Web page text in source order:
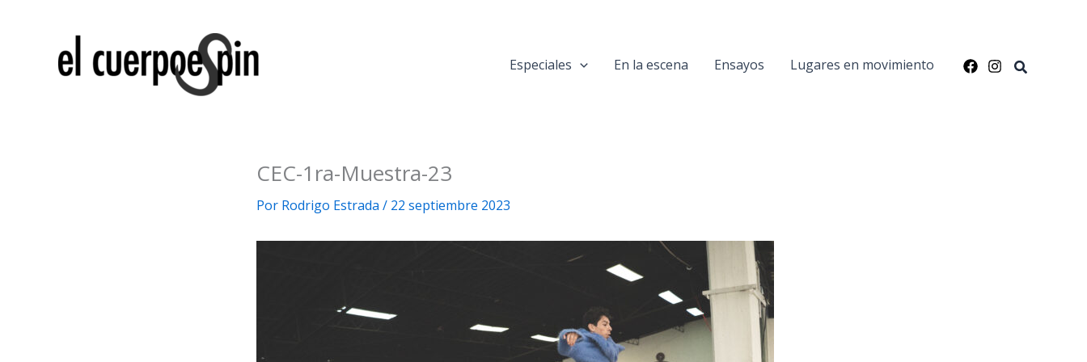
contenido
Especiales En la escena Ensayos Lugares en movimiento Buscar
CEC-1ra-Muestra-23
Por Rodrigo Estrada / 22 septiembre 2023